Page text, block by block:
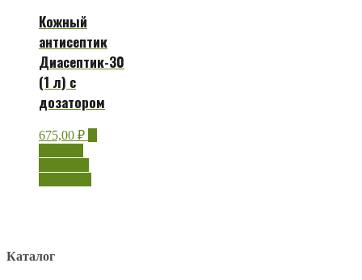
Кожный
антисептик
Диасептик-30
(1 л) с
дозатором
675,00 ₽
Каталог